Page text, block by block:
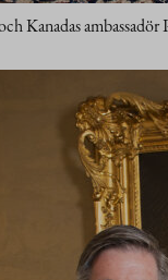
Kanadas